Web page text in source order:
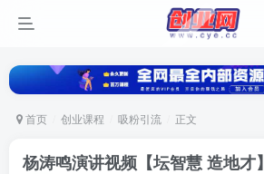
首页 创业课程 吸粉引流 正文
杨涛鸣演讲视频【坛智慧 造地才】